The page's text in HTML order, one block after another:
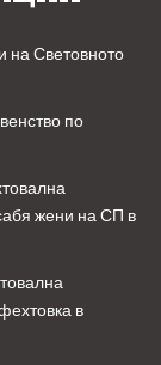
на Световното
по
жени на СП в
в